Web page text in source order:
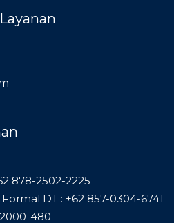
878-2502-2225
DT : +62 857-0304-6741
2000-480